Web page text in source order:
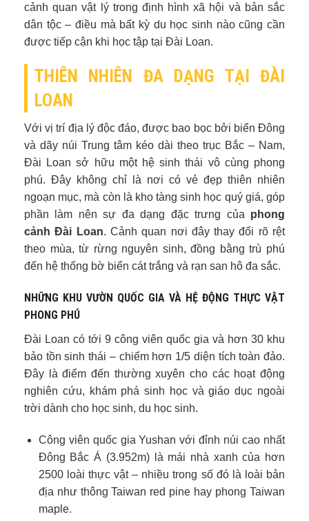
cảnh quan vật lý trong định hình xã hội và bản sắc
dân tộc – điều mà bất kỳ du học sinh nào cũng cần
được tiếp cận khi học tập tại Đài Loan.
THIÊN NHIÊN ĐA DẠNG TẠI ĐÀI
LOAN
Với vị trí địa lý độc đáo, được bao bọc bởi biển Đông
và dãy núi Trung tâm kéo dài theo trục Bắc – Nam,
Đài Loan sở hữu một hệ sinh thái vô cùng phong
phú. Đây không chỉ là nơi có vẻ đẹp thiên nhiên
ngoạn mục, mà còn là kho tàng sinh học quý giá, góp
phần làm nên sự đa dạng đặc trưng của phong
cảnh Đài Loan. Cảnh quan nơi đây thay đổi rõ rệt
theo mùa, từ rừng nguyên sinh, đồng bằng trù phú
đến hệ thống bờ biển cát trắng và rạn san hô đa sắc.
NHỮNG KHU VƯỜN QUỐC GIA VÀ HỆ ĐỘNG THỰC VẬT
PHONG PHÚ
Đài Loan có tới 9 công viên quốc gia và hơn 30 khu
bảo tồn sinh thái – chiếm hơn 1/5 diện tích toàn đảo.
Đây là điểm đến thường xuyên cho các hoạt động
nghiên cứu, khám phá sinh học và giáo dục ngoài
trời dành cho học sinh, du học sinh.
Công viên quốc gia Yushan với đỉnh núi cao nhất
Đông Bắc Á (3.952m) là mái nhà xanh của hơn
2500 loài thực vật – nhiều trong số đó là loài bản
địa như thông Taiwan red pine hay phong Taiwan
maple.